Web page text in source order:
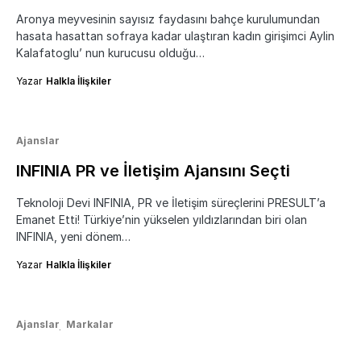
Aronya meyvesinin sayısız faydasını bahçe kurulumundan
hasata hasattan sofraya kadar ulaştıran kadın girişimci Aylin
Kalafatoglu’ nun kurucusu olduğu…
Yazar Halkla İlişkiler
Ajanslar
INFINIA PR ve İletişim Ajansını Seçti
Teknoloji Devi INFINIA, PR ve İletişim süreçlerini PRESULT’a
Emanet Etti! Türkiye’nin yükselen yıldızlarından biri olan
INFINIA, yeni dönem…
Yazar Halkla İlişkiler
Ajanslar Markalar